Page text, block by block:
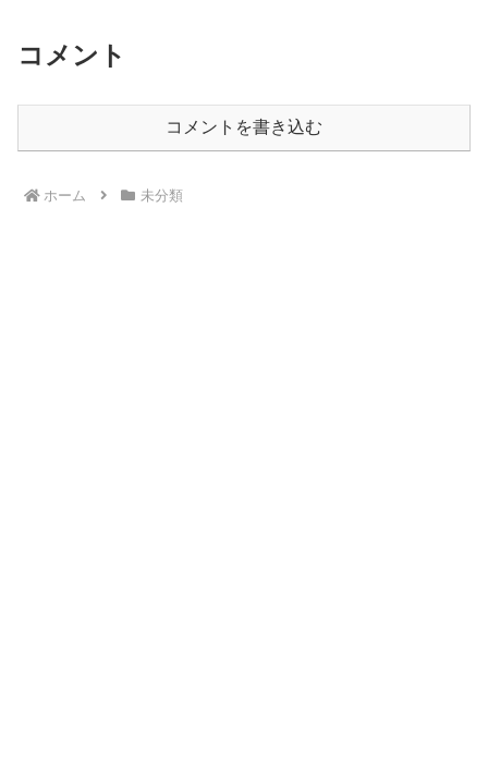
コメント
コメントを書き込む
ホーム 未分類